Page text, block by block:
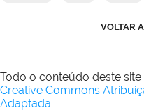
VOLTAR
Todo o conteúdo deste
Creative Commons
Adaptada.